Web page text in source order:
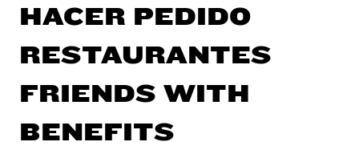
HACER PEDIDO
RESTAURANTES
FRIENDS WITH
BENEFITS